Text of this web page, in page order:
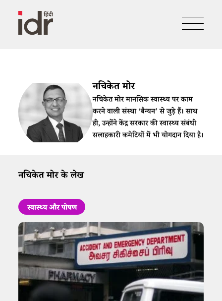
नचिकेत मोर
नचिकेत मोर मानसिक स्वास्थ्य पर काम
करने वाली संस्था ‘बैन्यन’ से जुड़े हैं। साथ
ही, उन्होंने केंद्र सरकार की स्वास्थ्य संबंधी
सलाहकारी कमेटियों में भी योगदान दिया है।
नचिकेत मोर के लेख
स्वास्थ्य और पोषण